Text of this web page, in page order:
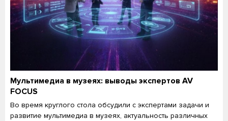
Мультимедиа в музеях: выводы экспертов AV
FOCUS
Во время круглого стола обсудили с экспертами задачи и
развитие мультимедиа в музеях, актуальность различных